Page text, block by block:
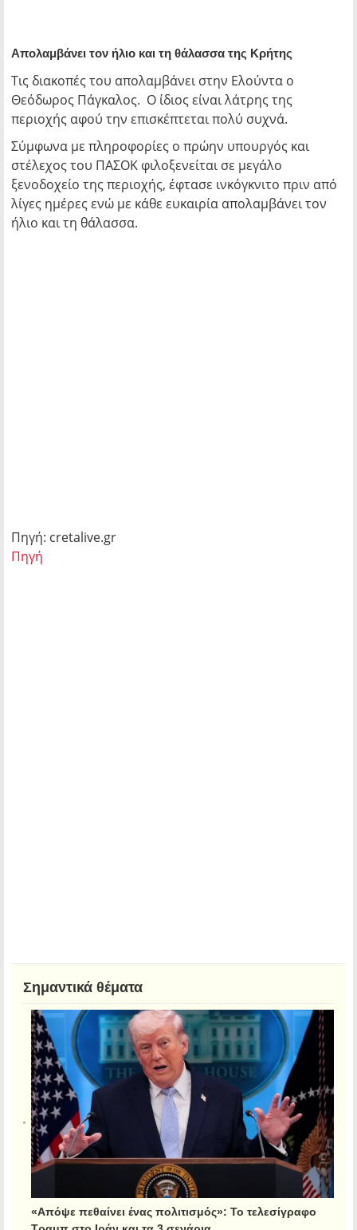
Απολαμβάνει τον ήλιο και τη θάλασσα της Κρήτης
Τις διακοπές του απολαμβάνει στην Ελούντα ο
Θεόδωρος Πάγκαλος. Ο ίδιος είναι λάτρης της
περιοχής αφού την επισκέπτεται πολύ συχνά.
Σύμφωνα με πληροφορίες ο πρώην υπουργός και
στέλεχος του ΠΑΣΟΚ φιλοξενείται σε μεγάλο
ξενοδοχείο της περιοχής, έφτασε ινκόγκνιτο πριν από
λίγες ημέρες ενώ με κάθε ευκαιρία απολαμβάνει τον
ήλιο και τη θάλασσα.
Πηγή: cretalive.gr
Πηγή
Σημαντικά θέματα
«Απόψε πεθαίνει ένας πολιτισμός»: Το τελεσίγραφο